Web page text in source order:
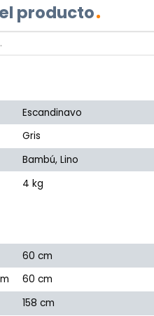
producto
Escandinavo
Gris
Bambú, Lino
4 kg
60 cm
60 cm
158 cm